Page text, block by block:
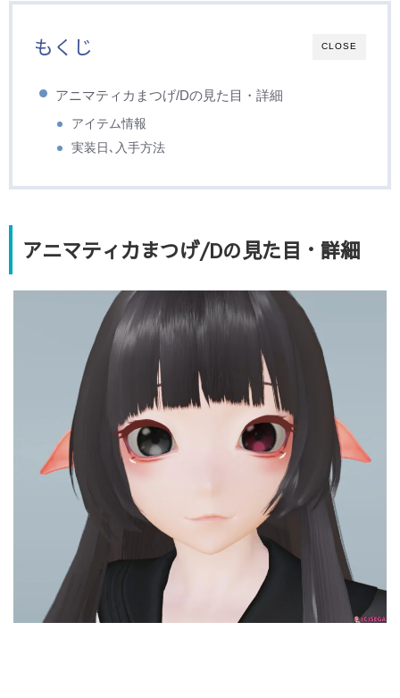
CLOSE
もくじ
アニマティカまつげ/Dの見た目・詳細
アイテム情報
実装日､入手方法
アニマティカまつげ/Dの見た目・詳細